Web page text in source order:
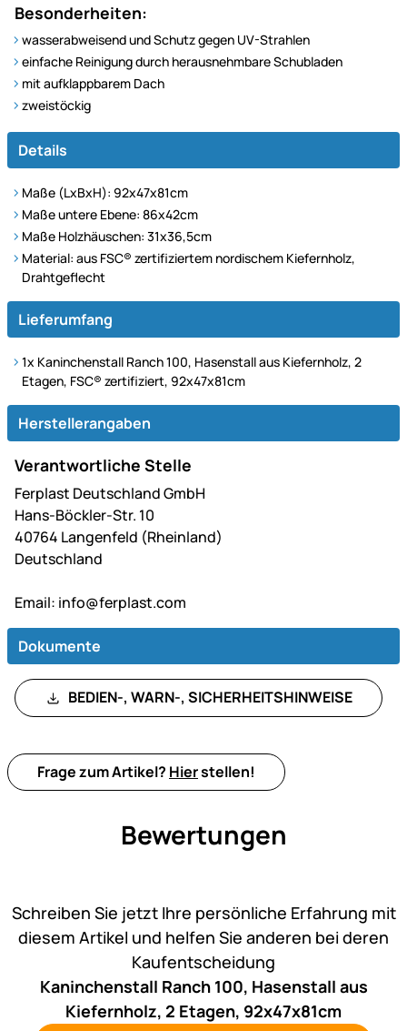
Besonderheiten:
wasserabweisend und Schutz gegen UV-Strahlen
einfache Reinigung durch herausnehmbare Schubladen
mit aufklappbarem Dach
zweistöckig
Details
Maße (LxBxH): 92x47x81cm
Maße untere Ebene: 86x42cm
Maße Holzhäuschen: 31x36,5cm
Material: aus FSC® zertifiziertem nordischem Kiefernholz,
Drahtgeflecht
Lieferumfang
1x Kaninchenstall Ranch 100, Hasenstall aus Kiefernholz, 2
Etagen, FSC® zertifiziert, 92x47x81cm
Herstellerangaben
Verantwortliche Stelle
Ferplast Deutschland GmbH
Hans-Böckler-Str. 10
40764 Langenfeld (Rheinland)
Deutschland
Email: info@ferplast.com
Dokumente
BEDIEN-, WARN-, SICHERHEITSHINWEISE
Frage zum Artikel? Hierstellen!
Bewertungen
Schreiben Sie jetzt Ihre persönliche Erfahrung mit
diesem Artikel und helfen Sie anderen bei deren
Kaufentscheidung
Kaninchenstall Ranch 100, Hasenstall aus
Kiefernholz, 2 Etagen, 92x47x81cm